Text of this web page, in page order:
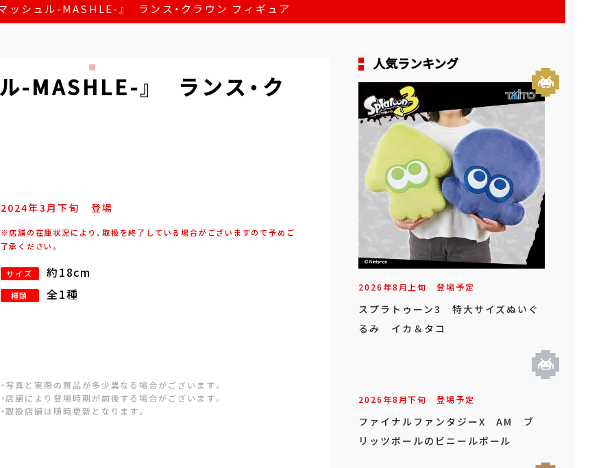
ッシュル-MASHLE-』 ランス・クラウン フィギュア
-MASHLE-』 ランス・ク
2024年3月下旬 登場
※店舗の在庫状況により、取扱を終了している場合がございますので予めご
了承ください。
サイズ 約18cm
種類 全1種
・写真と実際の商品が多少異なる場合がございます。
・店舗により登場時期が前後する場合がございます。
・取扱店舗は随時更新となります。
人気ランキング
2026年8月上旬 登場予定
スプラトゥーン3 特大サイズぬいぐ
るみ イカ＆タコ
2026年8月下旬 登場予定
ファイナルファンタジーX AM ブ
リッツボールのビニールボール